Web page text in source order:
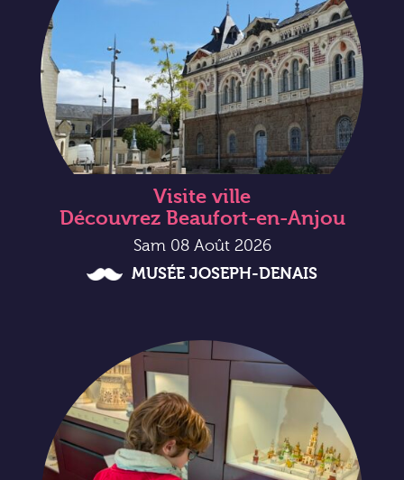
Visite ville
Découvrez Beaufort-en-Anjou
Sam 08 Août 2026
MUSÉE JOSEPH-DENAIS